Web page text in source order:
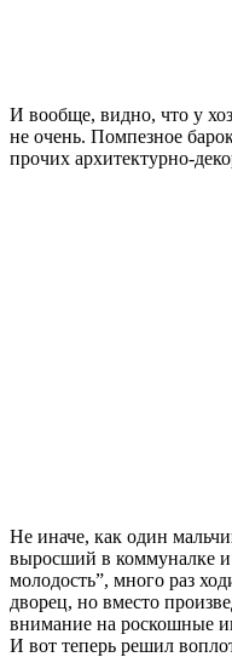
И вообще, видно, что у
не очень. Помпезное
прочих архитектурно-
Не иначе, как один
выросший в коммуналке
молодость”, много раз
дворец, но вместо
внимание на роскошные
И вот теперь решил